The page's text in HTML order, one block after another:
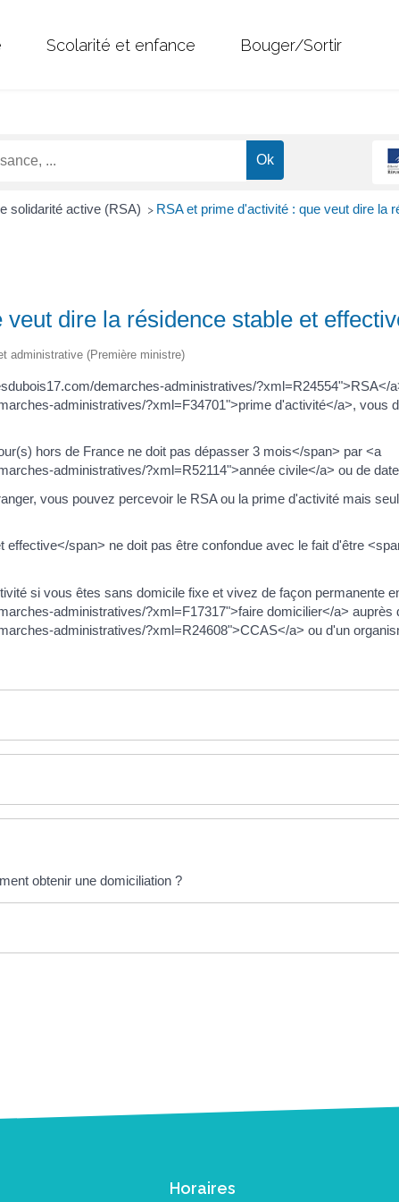
Scolarité et enfance Bouger/Sortir
solidarité active (RSA) > RSA et prime d'activité : que veut dire la
dire la résidence stable et
administrative (Première ministre)
demarches-administratives/?xml=R24554">RSA</
administratives/?xml=F34701">prime d'activité</a>, vous
hors de France ne doit pas dépasser 3 mois</span> par <a
administratives/?xml=R52114">année civile</a> ou de
vous pouvez percevoir le RSA ou la prime d'activité mais
span> ne doit pas être confondue avec le fait d'être
si vous êtes sans domicile fixe et vivez de façon permanente
administratives/?xml=F17317">faire domicilier</a> auprès
administratives/?xml=R24608">CCAS</a> ou d'un
obtenir une domiciliation ?
Horaires